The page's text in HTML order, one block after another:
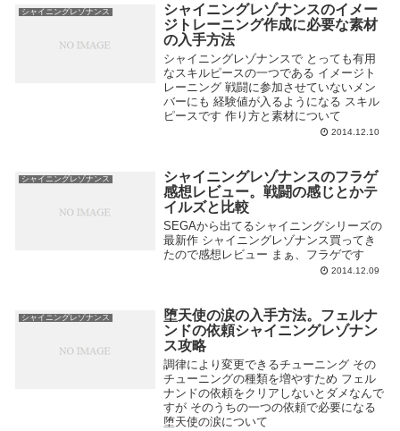
シャイニングレゾナンス
シャイニングレゾナンスのイメー
ジトレーニング作成に必要な素材
の入手方法
シャイニングレゾナンスで とっても有用
なスキルピースの一つである イメージト
レーニング 戦闘に参加させていないメン
バーにも 経験値が入るようになる スキル
ピースです 作り方と素材について
2014.12.10
シャイニングレゾナンス
シャイニングレゾナンスのフラゲ
感想レビュー。戦闘の感じとかテ
イルズと比較
SEGAから出てるシャイニングシリーズの
最新作 シャイニングレゾナンス買ってき
たので感想レビュー まぁ、フラゲです
2014.12.09
シャイニングレゾナンス
堕天使の涙の入手方法。フェルナ
ンドの依頼シャイニングレゾナン
ス攻略
調律により変更できるチューニング その
チューニングの種類を増やすため フェル
ナンドの依頼をクリアしないとダメなんで
すが そのうちの一つの依頼で必要になる
堕天使の涙について